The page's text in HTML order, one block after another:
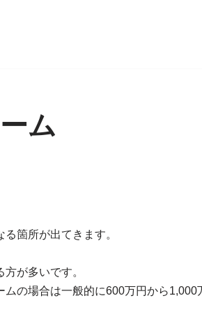
ム
箇所が出てきます。
が多いです。
の場合は一般的に600万円から1,000